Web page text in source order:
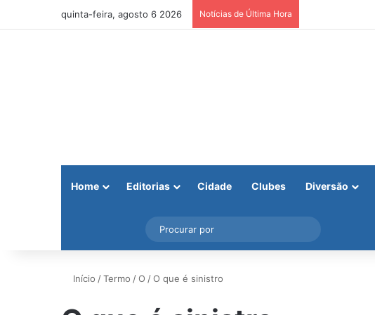
quinta-feira, agosto 6 2026 Notícias de Última Hora
Home Editorias Cidade Clubes Diversão
Instagram
Barra Lateral
por
Início /Termo /O /O que é sinistro